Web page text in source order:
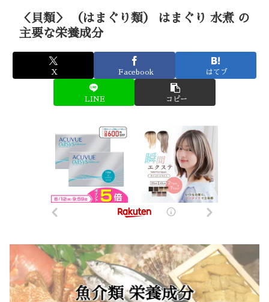
＜貝類＞ （はまぐり類） はまぐり 水煮 の
主要な栄養成分
X Facebook はてブ
LINE コピー